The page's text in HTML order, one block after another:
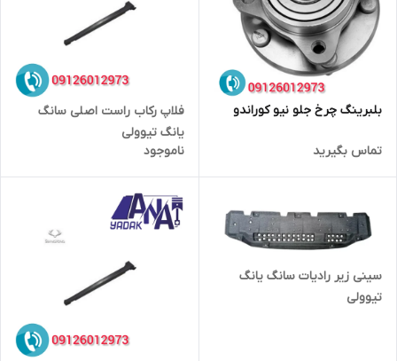
بلبرینگ چرخ جلو نیو کوراندو
تماس بگیرید
فلاپ رکاب راست اصلی سانگ
یانگ تیوولی
ناموجود
سینی زیر رادیات سانگ یانگ
تیوولی